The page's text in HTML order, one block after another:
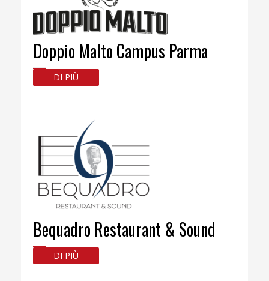
Doppio Malto Campus Parma
DI PIÙ
Bequadro Restaurant & Sound
DI PIÙ